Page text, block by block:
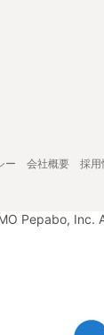
ー 会社概要 採用
Pepabo, Inc.